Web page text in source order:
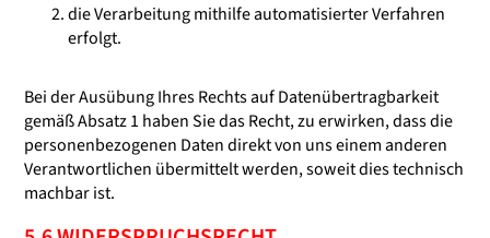
die Verarbeitung mithilfe automatisierter Verfahren
erfolgt.
Bei der Ausübung Ihres Rechts auf Datenübertragbarkeit
gemäß Absatz 1 haben Sie das Recht, zu erwirken, dass die
personenbezogenen Daten direkt von uns einem anderen
Verantwortlichen übermittelt werden, soweit dies technisch
machbar ist.